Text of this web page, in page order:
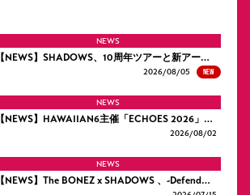
NEWS
【NEWS】SHADOWS、10周年ツアーと新アー…
2026/08/05 NEW
NEWS
【NEWS】HAWAIIAN6主催「ECHOES 2026」…
2026/08/02
NEWS
【NEWS】The BONEZ x SHADOWS 、-Defend…